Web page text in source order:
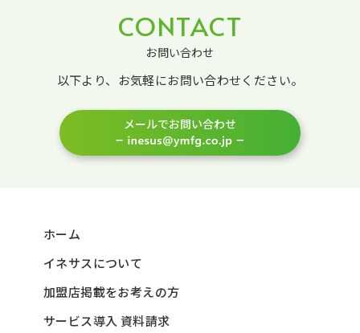
CONTACT
お問い合わせ
以下より、お気軽にお問い合わせください。
メールでお問い合わせ
ホーム
イネサスについて
加盟店掲載をお考えの方
サービス導入 資料請求